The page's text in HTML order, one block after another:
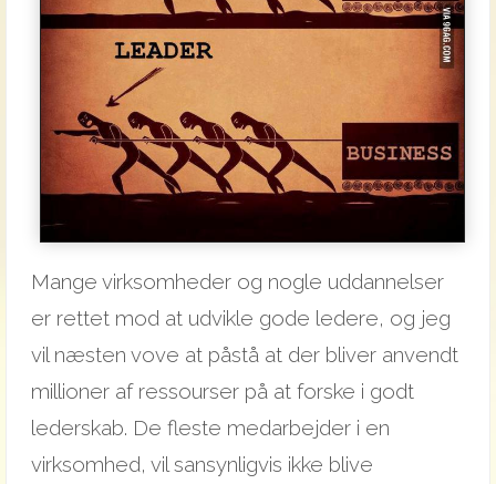
Mange virksomheder og nogle uddannelser
er rettet mod at udvikle gode ledere, og jeg
vil næsten vove at påstå at der bliver anvendt
millioner af ressourser på at forske i godt
lederskab. De fleste medarbejder i en
virksomhed, vil sansynligvis ikke blive